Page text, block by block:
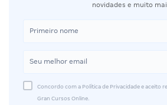
novidades e muito
Concordo com a Política de Privacidade e aceito
Gran Cursos Online.